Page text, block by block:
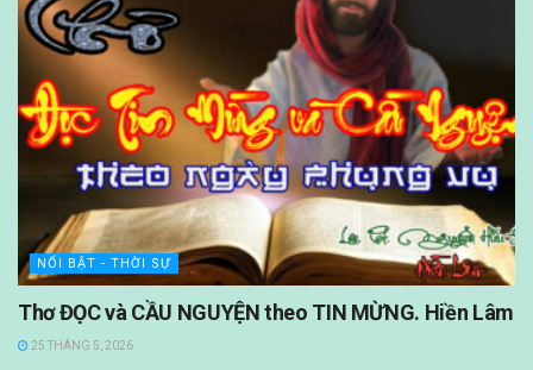
NỔI BẬT - THỜI SỰ
Thơ ĐỌC và CẦU NGUYỆN theo TIN MỪNG. Hiền Lâm
25 THÁNG 5, 2026